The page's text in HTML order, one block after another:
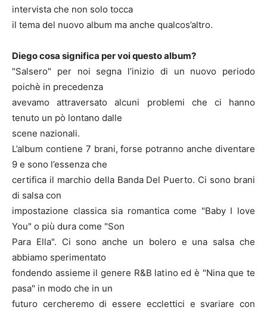
intervista che non solo tocca
il tema del nuovo album ma anche qualcos’altro.
Diego cosa significa per voi questo album?
"Salsero" per noi segna l’inizio di un nuovo periodo
poichè in precedenza
avevamo attraversato alcuni problemi che ci hanno
tenuto un pò lontano dalle
scene nazionali.
L’album contiene 7 brani, forse potranno anche diventare
9 e sono l’essenza che
certifica il marchio della Banda Del Puerto. Ci sono brani
di salsa con
impostazione classica sia romantica come "Baby I love
You" o più dura come "Son
Para Ella". Ci sono anche un bolero e una salsa che
abbiamo sperimentato
fondendo assieme il genere R&B latino ed è "Nina que te
pasa" in modo che in un
futuro cercheremo di essere ecclettici e svariare con